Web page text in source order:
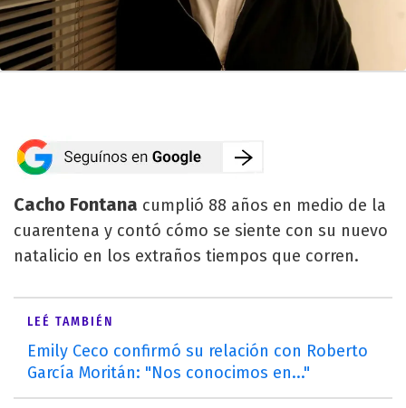
Cacho Fontana cumplió 88 años en medio de la
cuarentena y contó cómo se siente con su nuevo
natalicio en los extraños tiempos que corren.
LEÉ TAMBIÉN
Emily Ceco confirmó su relación con Roberto
García Moritán: "Nos conocimos en..."